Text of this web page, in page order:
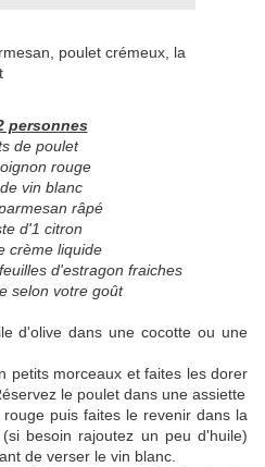
personnes
de poulet
rouge
vin blanc
râpé
d'1 citron
crème liquide
d'estragon fraiches
selon votre goût
d'olive dans une cocotte ou une
petits morceaux et faites les dorer
le poulet dans une assiette
puis faites le revenir dans la
besoin rajoutez un peu d'huile)
de verser le vin blanc.